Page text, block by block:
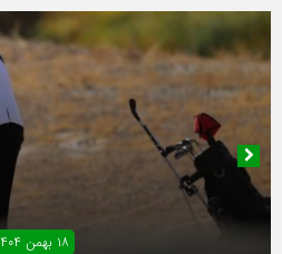
۱۸ بهمن ۱۴۰۴